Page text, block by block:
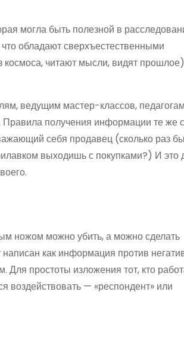
могла быть полезной в
обладают сверхъестественными
читают мысли, видят
ведущим мастер-классов,
Правила получения информации те же
себя продавец (сколько раз
выходишь с покупками?) И это
ножом можно убить, а можно сделать
как информация против
простоты изложения тот, кто
воздействовать — «респондент» или